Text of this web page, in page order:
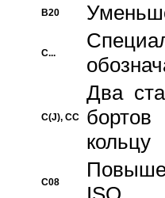
B20
C...
C(J), CC
Два
кольцу
C08